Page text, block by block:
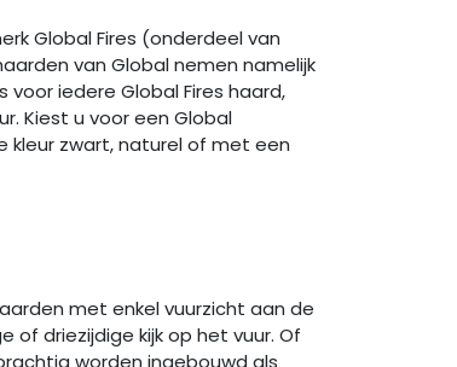
Global Fires (onderdeel van
van Global nemen namelijk
iedere Global Fires haard,
Kiest u voor een Global
kleur zwart, naturel of met een
met enkel vuurzicht aan de
driezijdige kijk op het vuur. Of
worden ingebouwd als